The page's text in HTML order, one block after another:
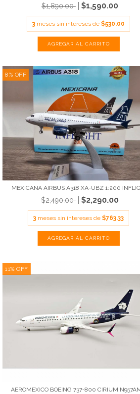
$1,890.00 $1,590.00
3 meses sin intereses de$530.00
8% OFF
MEXICANA AIRBUS A318 XA-UBZ 1:200
$2,490.00 $2,290.00
3 meses sin intereses de$763.33
11% OFF
AEROMEXICO BOEING 737-800 CIRIUM